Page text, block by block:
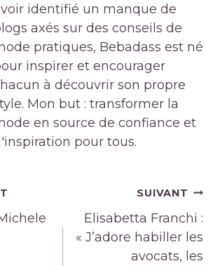
identifié un manque de
axés sur des conseils de
pratiques, Bebadass est né
inspirer et encourager
à découvrir son propre
Mon but : transformer la
en source de confiance et
pour tous.
SUIVANT
Elisabetta Franchi :
« J’adore habiller les
avocats, les